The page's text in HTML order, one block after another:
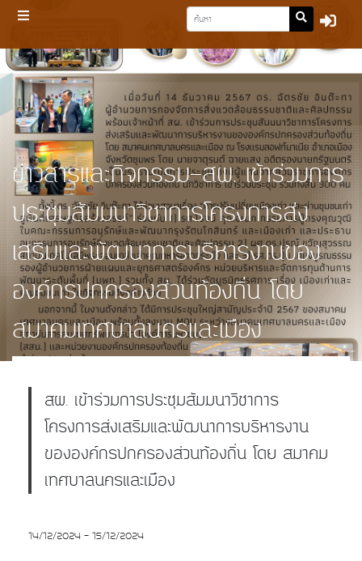
ข่าวสารและกิจกรรม-สผ. เข้าร่วมการ
ประชุมสัมมนาวิชาการโครงการส่ง
เสริมและพัฒนาการบริหารงานของ
องค์กรปกครองส่วนท้องถิ่น โดย
สมาคมเทศบาลนครและเมือง
สผ. เข้าร่วมการประชุมสัมมนาวิชาการ
โครงการส่งเสริมและพัฒนาการบริหารงาน
ขององค์กรปกครองส่วนท้องถิ่น โดย สมาคม
เทศบาลนครและเมือง
14/12/2024 - 15/12/2024